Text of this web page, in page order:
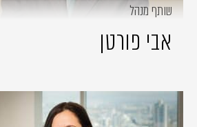
שותף מנהל
אבי פורטן